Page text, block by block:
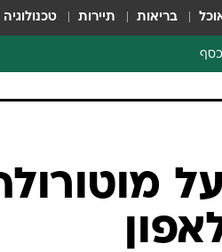
בריאות תיירות טכנולוגיה